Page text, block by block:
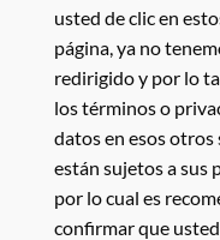
usted de clic en
página, ya no
redirigido y por lo
los términos o
datos en esos
están sujetos a sus
por lo cual es
confirmar que